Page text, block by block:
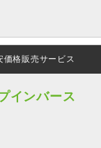
価格販売サービス
インバース